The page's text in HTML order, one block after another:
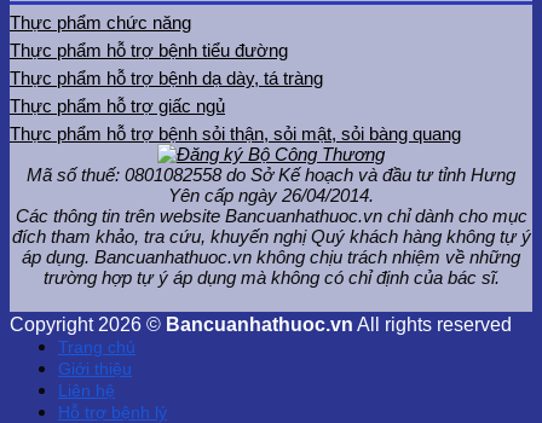
Thực phẩm chức năng
Thực phẩm hỗ trợ bệnh tiểu đường
Thực phẩm hỗ trợ bệnh dạ dày, tá tràng
Thực phẩm hỗ trợ giấc ngủ
Thực phẩm hỗ trợ bệnh sỏi thận, sỏi mật, sỏi bàng quang
Mã số thuế: 0801082558 do Sở Kế hoạch và đầu tư tỉnh Hưng
Yên cấp ngày 26/04/2014.
Các thông tin trên website Bancuanhathuoc.vn chỉ dành cho mục
đích tham khảo, tra cứu, khuyến nghị Quý khách hàng không tự ý
áp dụng. Bancuanhathuoc.vn không chịu trách nhiệm về những
trường hợp tự ý áp dụng mà không có chỉ định của bác sĩ.
Copyright 2026 © Bancuanhathuoc.vn All rights reserved
Trang chủ
Giới thiệu
Liên hệ
Hỗ trợ bệnh lý